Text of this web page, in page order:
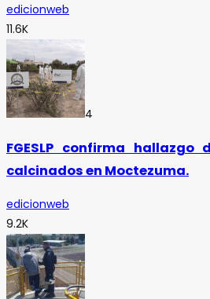
edicionweb
11.6K
4
FGESLP confirma hallazgo
calcinados en Moctezuma.
edicionweb
9.2K